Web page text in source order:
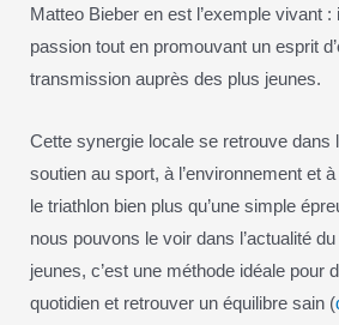
Matteo Bieber en est l’exemple vivant
passion tout en promouvant un esprit
transmission auprès des plus jeunes.
Cette synergie locale se retrouve dans
soutien au sport, à l’environnement et à
le triathlon bien plus qu’une simple
nous pouvons le voir dans l’actualité
jeunes, c’est une méthode idéale pour
quotidien et retrouver un équilibre sain (